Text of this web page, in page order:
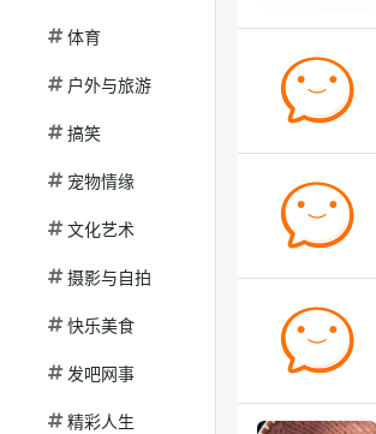
体育
户外与旅游
搞笑
宠物情缘
文化艺术
摄影与自拍
快乐美食
发吧网事
精彩人生